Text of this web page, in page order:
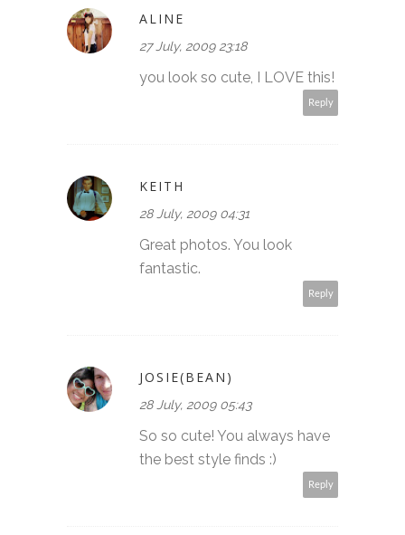
ALINE
27 July, 2009 23:18
you look so cute, I LOVE this!
Reply
KEITH
28 July, 2009 04:31
Great photos. You look
fantastic.
Reply
JOSIE(BEAN)
28 July, 2009 05:43
So so cute! You always have
the best style finds :)
Reply